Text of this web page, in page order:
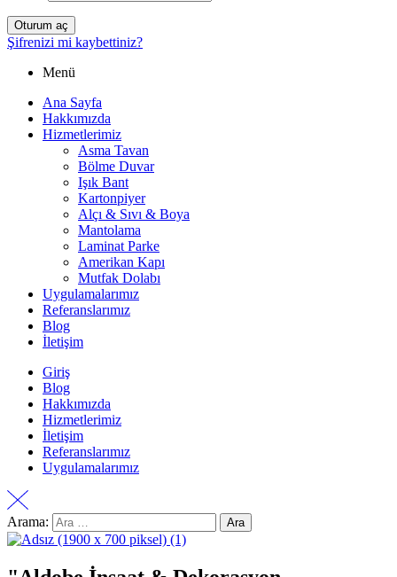
Oturum aç
Şifrenizi mi kaybettiniz?
Menü
Ana Sayfa
Hakkımızda
Hizmetlerimiz
Asma Tavan
Bölme Duvar
Işık Bant
Kartonpiyer
Alçı & Sıvı & Boya
Mantolama
Laminat Parke
Amerikan Kapı
Mutfak Dolabı
Uygulamalarımız
Referanslarımız
Blog
İletişim
Giriş
Blog
Hakkımızda
Hizmetlerimiz
İletişim
Referanslarımız
Uygulamalarımız
Arama: